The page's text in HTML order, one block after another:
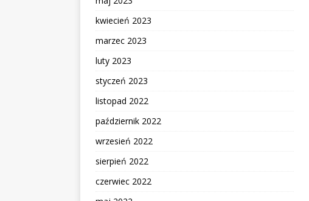
kwiecień 2023
marzec 2023
luty 2023
styczeń 2023
listopad 2022
październik 2022
wrzesień 2022
sierpień 2022
czerwiec 2022